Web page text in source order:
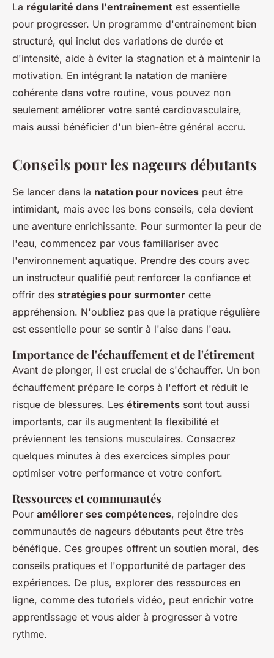
La régularité dans l'entraînement est essentielle
pour progresser. Un programme d'entraînement bien
structuré, qui inclut des variations de durée et
d'intensité, aide à éviter la stagnation et à maintenir la
motivation. En intégrant la natation de manière
cohérente dans votre routine, vous pouvez non
seulement améliorer votre santé cardiovasculaire,
mais aussi bénéficier d'un bien-être général accru.
Conseils pour les nageurs débutants
Se lancer dans la natation pour novices peut être
intimidant, mais avec les bons conseils, cela devient
une aventure enrichissante. Pour surmonter la peur de
l'eau, commencez par vous familiariser avec
l'environnement aquatique. Prendre des cours avec
un instructeur qualifié peut renforcer la confiance et
offrir des stratégies pour surmonter cette
appréhension. N'oubliez pas que la pratique régulière
est essentielle pour se sentir à l'aise dans l'eau.
Importance de l'échauffement et de l'étirement
Avant de plonger, il est crucial de s'échauffer. Un bon
échauffement prépare le corps à l'effort et réduit le
risque de blessures. Les étirements sont tout aussi
importants, car ils augmentent la flexibilité et
préviennent les tensions musculaires. Consacrez
quelques minutes à des exercices simples pour
optimiser votre performance et votre confort.
Ressources et communautés
Pour améliorer ses compétences, rejoindre des
communautés de nageurs débutants peut être très
bénéfique. Ces groupes offrent un soutien moral, des
conseils pratiques et l'opportunité de partager des
expériences. De plus, explorer des ressources en
ligne, comme des tutoriels vidéo, peut enrichir votre
apprentissage et vous aider à progresser à votre
rythme.